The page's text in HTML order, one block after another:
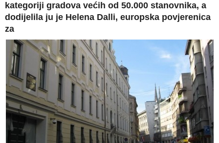
kategoriji gradova većih od 50.000 stanovnika, a
dodijelila ju je Helena Dalli, europska povjerenica
za